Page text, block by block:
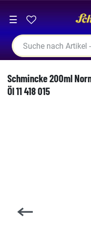
☰
Schmincke 200ml
Öl 11 418 015